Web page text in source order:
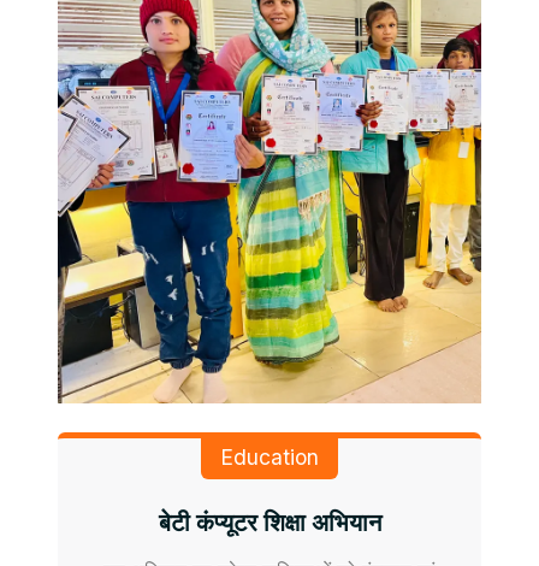
Education
बेटी कंप्यूटर शिक्षा अभियान